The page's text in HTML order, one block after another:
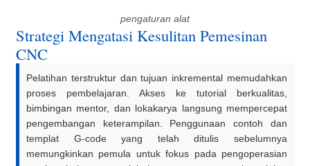
pengaturan alat
Strategi Mengatasi Kesulitan Pemesinan
CNC
Pelatihan terstruktur dan tujuan inkremental memudahkan
proses pembelajaran. Akses ke tutorial berkualitas,
bimbingan mentor, dan lokakarya langsung mempercepat
pengembangan keterampilan. Penggunaan contoh dan
templat G-code yang telah ditulis sebelumnya
memungkinkan pemula untuk fokus pada pengoperasian